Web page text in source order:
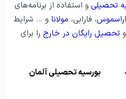
تحصیلی و استفاده از برنامه‌های
اراسموس، فارابی، مولانا و … شرایط
تحصیل رایگان در خارج را برای
بورسیه تحصیلی آلمان